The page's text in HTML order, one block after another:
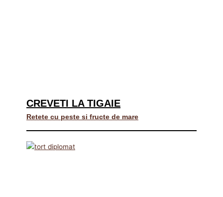
CREVETI LA TIGAIE
Retete cu peste si fructe de mare